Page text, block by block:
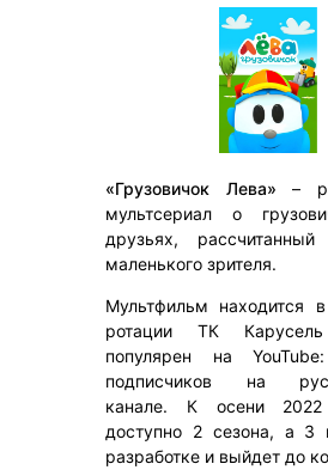
«Грузовичок Лева» –
мультсериал о
друзьях,
маленького зрителя.
Мультфильм находится
ротации ТК
популярен на
подписчиков на
канале. К осени
доступно 2 сезона, а 3
разработке и выйдет до